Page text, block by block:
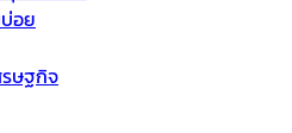
อย
รษฐกิจ